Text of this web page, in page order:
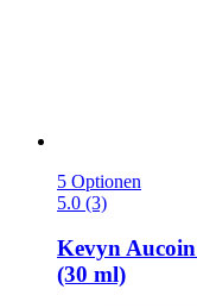
5 Optionen
5.0 (3)
Kevyn Aucoin
(30 ml)